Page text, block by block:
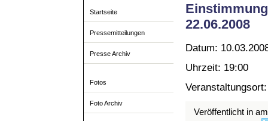
Startseite
Pressemitteilungen
Presse Archiv
Fotos
Foto Archiv
22.06.2008
Datum:
Uhrzeit: 19:00
Veröffentlicht in